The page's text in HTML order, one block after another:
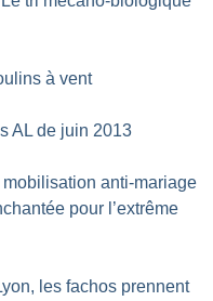
à vent
AL de juin 2013
anti-mariage
pour l’extrême
les fachos prennent